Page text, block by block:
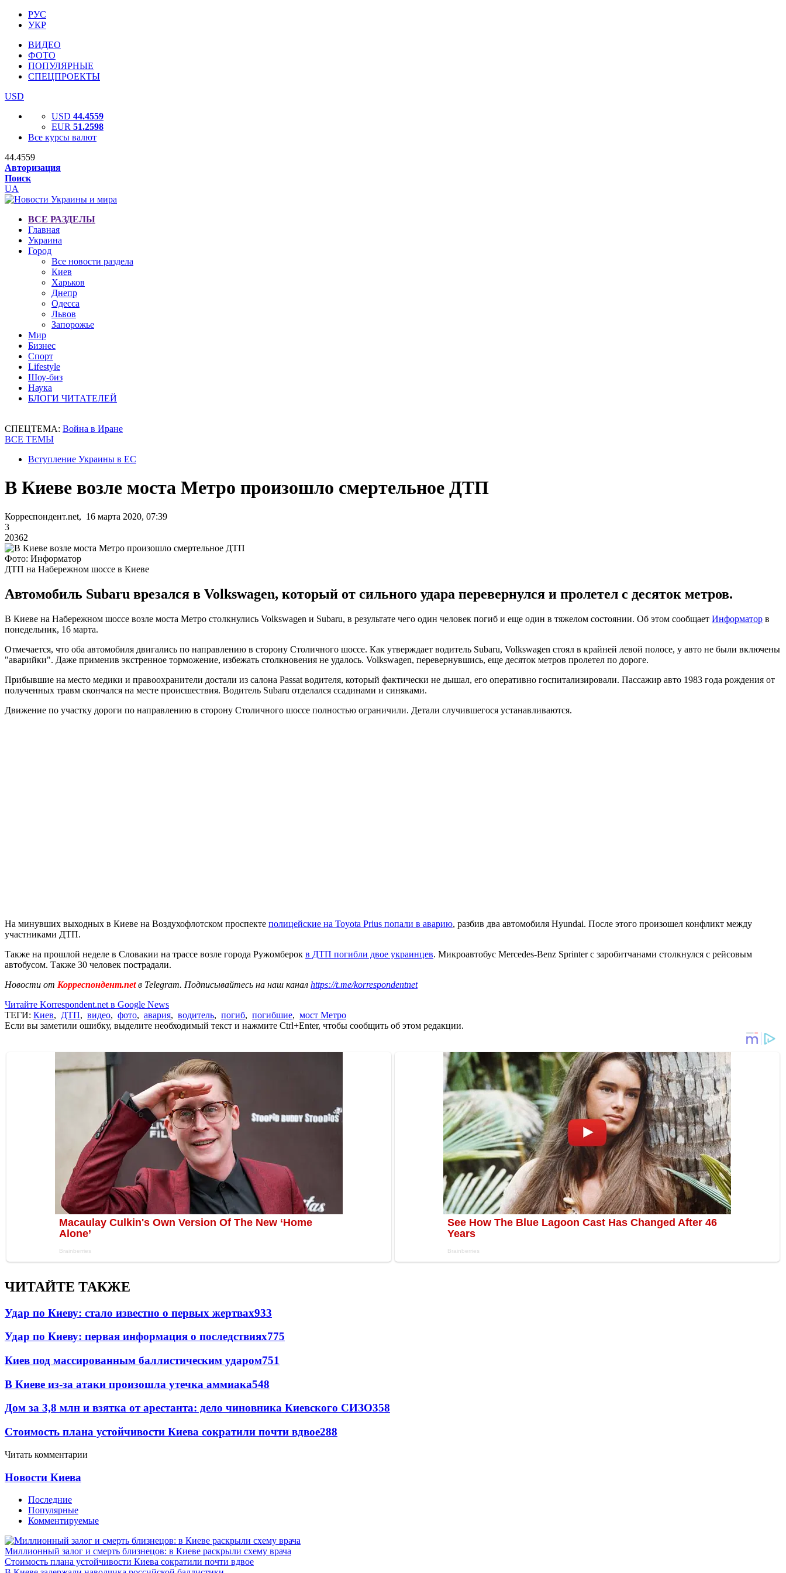
РУС
УКР
ВИДЕО
ФОТО
ПОПУЛЯРНЫЕ
СПЕЦПРОЕКТЫ
USD
USD 44.4559
EUR 51.2598
Все курсы валют
44.4559
Авторизация
Поиск
UA
ВСЕ РАЗДЕЛЫ
Главная
Украина
Город
Все новости раздела
Киев
Харьков
Днепр
Одесса
Львов
Запорожье
Мир
Бизнес
Спорт
Lifestyle
Шоу-биз
Наука
БЛОГИ ЧИТАТЕЛЕЙ
СПЕЦТЕМА: Война в Иране
ВСЕ ТЕМЫ
Вступление Украины в ЕС
В Киеве возле моста Метро произошло смертельное ДТП
Корреспондент.net, 16 марта 2020, 07:39
3
20362
Фото: Информатор
ДТП на Набережном шоссе в Киеве
Автомобиль Subaru врезался в Volkswagen, который от сильного удара перевернулся и пролетел с десяток метров.
В Киеве на Набережном шоссе возле моста Метро столкнулись Volkswagen и Subaru, в результате чего один человек погиб и еще один в тяжелом состоянии. Об этом сообщает Информатор в
понедельник, 16 марта.
Отмечается, что оба автомобиля двигались по направлению в сторону Столичного шоссе. Как утверждает водитель Subaru, Volkswagen стоял в крайней левой полосе, у авто не были включены
"аварийки". Даже применив экстренное торможение, избежать столкновения не удалось. Volkswagen, перевернувшись, еще десяток метров пролетел по дороге.
Прибывшие на место медики и правоохранители достали из салона Passat водителя, который фактически не дышал, его оперативно госпитализировали. Пассажир авто 1983 года рождения от
полученных травм скончался на месте происшествия. Водитель Subaru отделался ссадинами и синяками.
Движение по участку дороги по направлению в сторону Столичного шоссе полностью ограничили. Детали случившегося устанавливаются.
На минувших выходных в Киеве на Воздухофлотском проспекте полицейские на Toyota Prius попали в аварию, разбив два автомобиля Hyundai. После этого произошел конфликт между
участниками ДТП.
Также на прошлой неделе в Словакии на трассе возле города Ружомберок в ДТП погибли двое украинцев. Микроавтобус Mercedes-Benz Sprinter с заробитчанами столкнулся с рейсовым
автобусом. Также 30 человек пострадали.
Новости от Корреспондент.netв Telegram. Подписывайтесь на наш канал https://t.me/korrespondentnet
Читайте Korrespondent.net в Google News
ТЕГИ: Киев, ДТП, видео, фото, авария, водитель, погиб, погибшие, мост Метро
Если вы заметили ошибку, выделите необходимый текст и нажмите Ctrl+Enter, чтобы сообщить об этом редакции.
ЧИТАЙТЕ ТАКЖЕ
Удар по Киеву: стало известно о первых жертвах933
Удар по Киеву: первая информация о последствиях775
Киев под массированным баллистическим ударом751
В Киеве из-за атаки произошла утечка аммиака548
Дом за 3,8 млн и взятка от арестанта: дело чиновника Киевского СИЗО358
Стоимость плана устойчивости Киева сократили почти вдвое288
Читать комментарии
Новости Киева
Последние
Популярные
Комментируемые
Миллионный залог и смерть близнецов: в Киеве раскрыли схему врача
Стоимость плана устойчивости Киева сократили почти вдвое